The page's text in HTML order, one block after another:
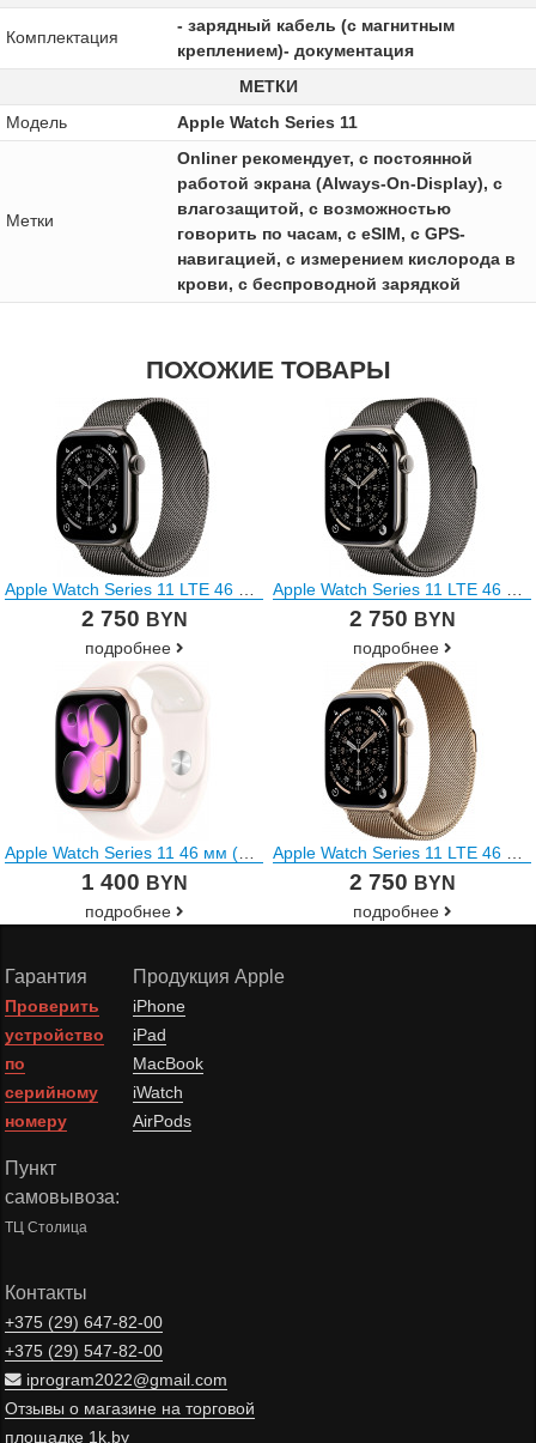
Комплектация
- зарядный кабель (с магнитным
креплением)- документация
МЕТКИ
Модель
Apple Watch Series 11
Метки
Onliner рекомендует, с постоянной
работой экрана (Always-On-Display), с
влагозащитой, с возможностью
говорить по часам, с eSIM, с GPS-
навигацией, с измерением кислорода в
крови, с беспроводной зарядкой
ПОХОЖИЕ ТОВАРЫ
2 750 BYN
подробнее
2 750 BYN
подробнее
1 400 BYN
подробнее
2 750 BYN
подробнее
Гарантия
Проверить
устройство
по
серийному
номеру
Пункт
самовывоза:
ТЦ Столица
Продукция Apple
iPhone
iPad
MacBook
iWatch
AirPods
Контакты
+375 (29)647-82-00
+375 (29)547-82-00
iprogram2022@gmail.com
Отзывы о магазине на торговой
площадке 1k.by